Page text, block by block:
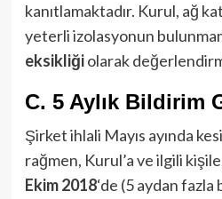
kanıtlamaktadır. Kurul, ağ
yeterli izolasyonun
eksikliğiolarak
C. 5 Aylık Bildirim
Şirket ihlali Mayıs ayında
rağmen, Kurul’a ve ilgili
Ekim 2018‘de (5 aydan